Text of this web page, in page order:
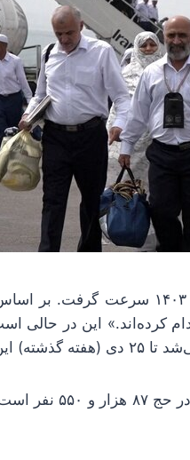
اقدام کرده‌اند.» این در
برسد.